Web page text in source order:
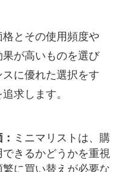
とその使用頻度や
が高いものを選び
に優れた選択をす
求します。
ミニマリストは、購
きるかどうかを重視
に買い替えが必要な